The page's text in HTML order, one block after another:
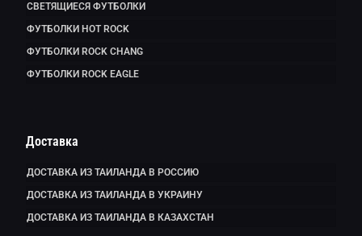
СВЕТЯЩИЕСЯ ФУТБОЛКИ
ФУТБОЛКИ HOT ROCK
ФУТБОЛКИ ROCK CHANG
ФУТБОЛКИ ROCK EAGLE
Доставка
ДОСТАВКА ИЗ ТАИЛАНДА В РОССИЮ
ДОСТАВКА ИЗ ТАИЛАНДА В УКРАИНУ
ДОСТАВКА ИЗ ТАИЛАНДА В КАЗАХСТАН